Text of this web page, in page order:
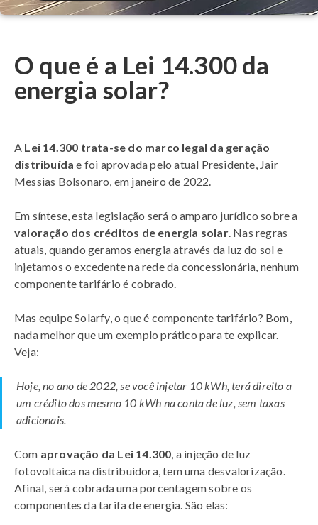
O que é a Lei 14.300 da
energia solar?
A Lei 14.300 trata-se do marco legal da geração
distribuída e foi aprovada pelo atual Presidente, Jair
Messias Bolsonaro, em janeiro de 2022.
Em síntese, esta legislação será o amparo jurídico sobre a
valoração dos créditos de energia solar. Nas regras
atuais, quando geramos energia através da luz do sol e
injetamos o excedente na rede da concessionária, nenhum
componente tarifário é cobrado.
Mas equipe Solarfy, o que é componente tarifário? Bom,
nada melhor que um exemplo prático para te explicar.
Veja:
Hoje, no ano de 2022, se você injetar 10 kWh, terá direito a
um crédito dos mesmo 10 kWh na conta de luz, sem taxas
adicionais.
Com aprovação da Lei 14.300, a injeção de luz
fotovoltaica na distribuidora, tem uma desvalorização.
Afinal, será cobrada uma porcentagem sobre os
componentes da tarifa de energia. São elas: